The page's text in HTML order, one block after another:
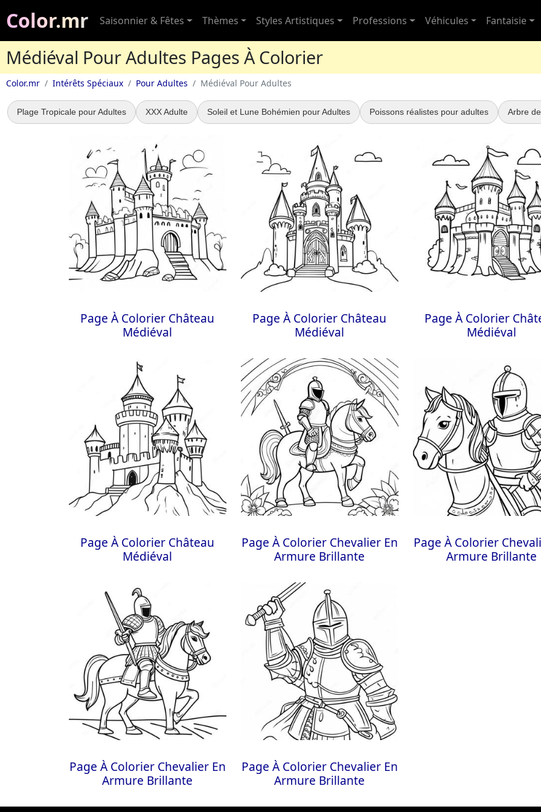
Color.mr Saisonnier & Fêtes Thèmes Styles Artistiques Professions Véhicules Fantaisie
Médiéval Pour Adultes Pages À Colorier
Color.mr Intérêts Spéciaux Pour Adultes Médiéval Pour Adultes
Plage Tropicale pour Adultes XXX Adulte Soleil et Lune Bohémien pour Adultes Poissons réalistes pour adultes Arbre
Page À Colorier Château
Médiéval
Page À Colorier Château
Médiéval
Page À Colorier
Médiéval
Page À Colorier Château
Médiéval
Page À Colorier Chevalier En
Armure Brillante
Page À Colorier
Armure Brillante
Page À Colorier Chevalier En
Armure Brillante
Page À Colorier Chevalier En
Armure Brillante